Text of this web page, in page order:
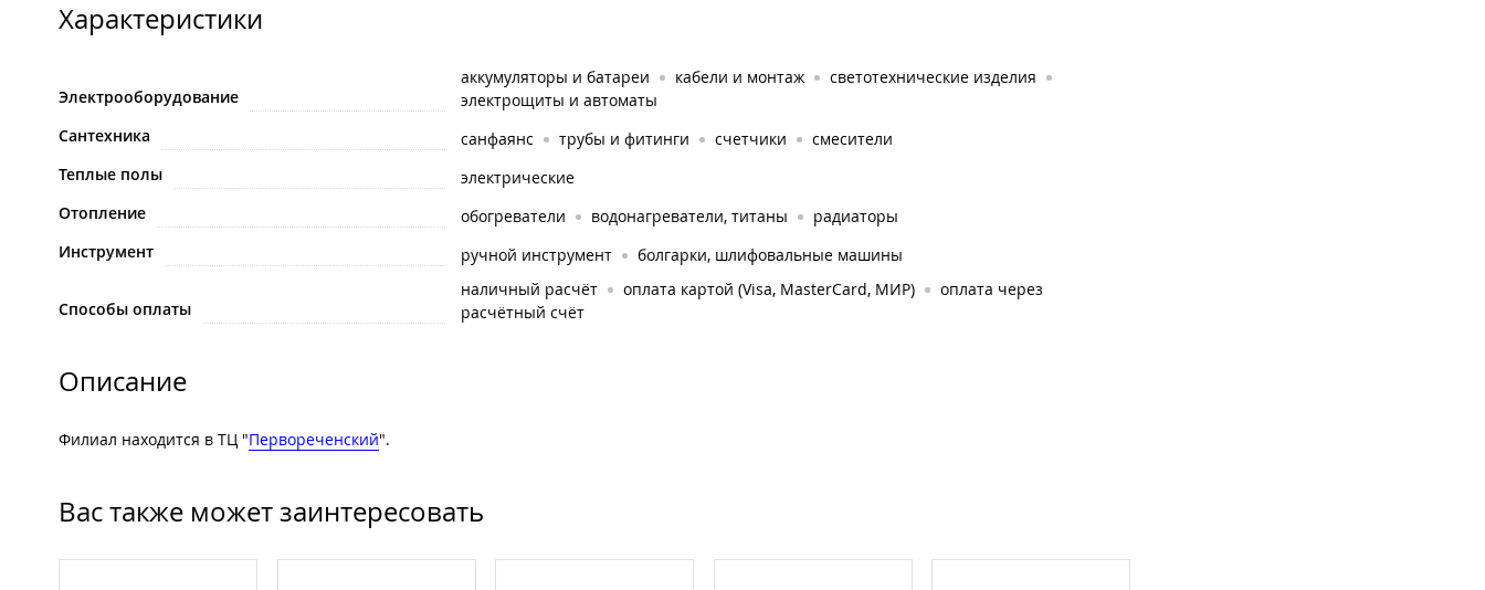
Характеристики
Электрооборудование
аккумуляторы и батареи кабели и монтаж
светотехнические изделия
электрощиты и автоматы
Сантехника
санфаянс трубы и фитинги счетчики
смесители
Теплые полы
электрические
Отопление
обогреватели водонагреватели, титаны
радиаторы
Инструмент
ручной инструмент болгарки, шлифовальные машины
Способы оплаты
наличный расчёт оплата картой (Visa, MasterCard, МИР)
оплата через
расчётный счёт
Описание
Филиал находится в ТЦ "Первореченский".
Вас также может заинтересовать